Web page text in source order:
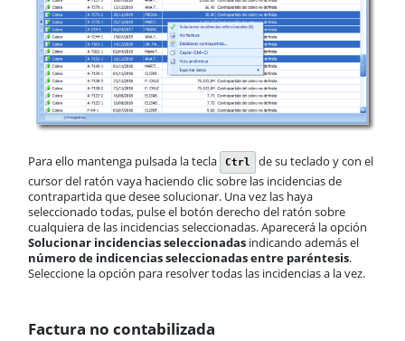
Para ello mantenga pulsada la tecla Ctrl
de su teclado y con el
cursor del ratón vaya haciendo clic sobre las incidencias de
contrapartida que desee solucionar. Una vez las haya
seleccionado todas, pulse el botón derecho del ratón sobre
cualquiera de las incidencias seleccionadas. Aparecerá la opción
Solucionar incidencias seleccionadas indicando además el
número de indicencias seleccionadas entre paréntesis.
Seleccione la opción para resolver todas las incidencias a la vez.
Factura no contabilizada